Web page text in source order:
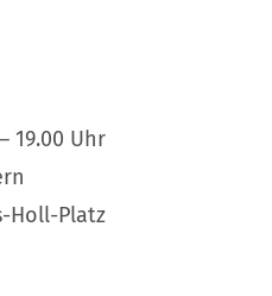
19.00 Uhr
Holl-Platz